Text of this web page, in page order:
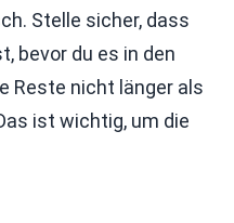
Stelle sicher, dass
bevor du es in den
Reste nicht länger als
ist wichtig, um die